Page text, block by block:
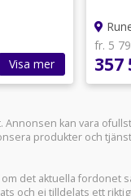
Visa mer
fr. 5
357
kan vara
produkter och
det aktuella fordonet
och ej tilldelats ett